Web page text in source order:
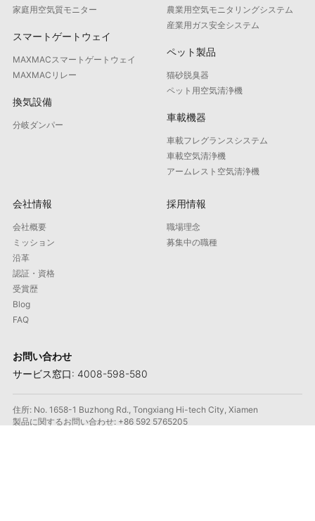
家庭用空気質モニター
スマートゲートウェイ
MAXMACスマートゲートウェイ
MAXMACリレー
換気設備
分岐ダンパー
農業用空気モニタリングシステム
産業用ガス安全システム
ペット製品
猫砂脱臭器
ペット用空気清浄機
車載機器
車載フレグランスシステム
車載空気清浄機
アームレスト空気清浄機
会社情報
会社概要
ミッション
沿革
認証・資格
受賞歴
Blog
FAQ
採用情報
職場理念
募集中の職種
お問い合わせ
サービス窓口: 4008-598-580
住所: No. 1658-1 Buzhong Rd., Tongxiang Hi-tech City, Xiamen
製品に関するお問い合わせ: +86 592 5765205